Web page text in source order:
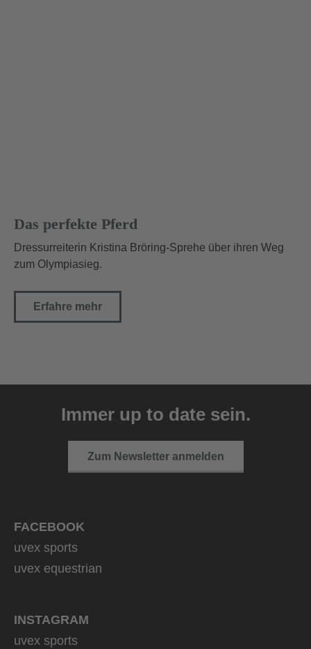
Das perfekte Pferd
Dressurreiterin Kristina Bröring-Sprehe über ihren Weg
zum Olympiasieg.
Erfahre mehr
Immer up to date sein.
Zum Newsletter anmelden
FACEBOOK
uvex sports
uvex equestrian
INSTAGRAM
uvex sports